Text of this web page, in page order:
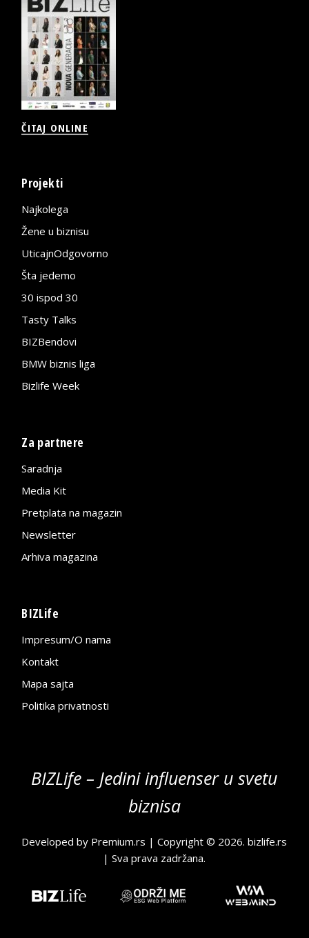
ČITAJ ONLINE
Projekti
Najkolega
Žene u biznisu
UticajnOdgovorno
Šta jedemo
30 ispod 30
Tasty Talks
BIZBendovi
BMW biznis liga
Bizlife Week
Za partnere
Saradnja
Media Kit
Pretplata na magazin
Newsletter
Arhiva magazina
BIZLife
Impresum/O nama
Kontakt
Mapa sajta
Politika privatnosti
BIZLife – Jedini influenser u svetu
biznisa
Developed by Premium.rs | Copyright © 2026.bizlife.rs
| Sva prava zadržana.